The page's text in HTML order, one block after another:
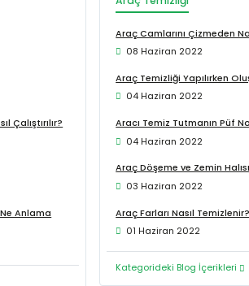
Çalıştırılır?
Anlama
Araç Camlarını Çizmeden
08 Haziran 2022
Araç Temizliği Yapılırken
04 Haziran 2022
Aracı Temiz Tutmanın Püf
04 Haziran 2022
Araç Döşeme ve Zemin
03 Haziran 2022
Araç Farları Nasıl Temizlenir?
01 Haziran 2022
Kategorideki Blog İçerikleri